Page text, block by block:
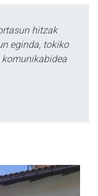
hitzak
eginda, tokiko